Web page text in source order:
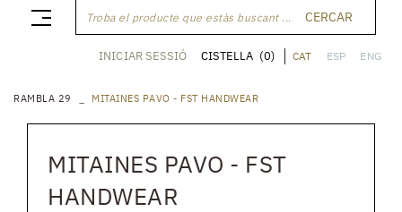
Troba el producte que estàs buscant ... CERCAR
CAT ESP ENG
INICIAR SESSIÓ CISTELLA (0)
RAMBLA 29 MITAINES PAVO - FST HANDWEAR
MITAINES PAVO - FST
HANDWEAR